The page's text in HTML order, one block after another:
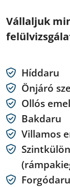
Vállaljuk
Híddaru
Önjáró
Ollós
Bakdaru
Villamos
Forgódaru